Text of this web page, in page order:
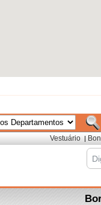
Vestuário|